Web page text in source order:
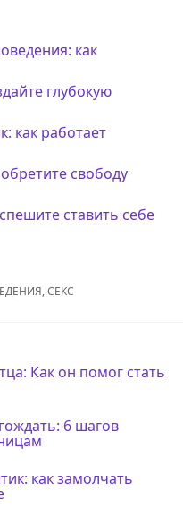
как
глубокую
как работает
свободу
ставить себе
,СЕКС
Как он помог стать
6 шагов
как замолчать